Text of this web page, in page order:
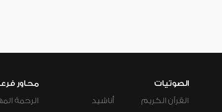
الصوتيات
القرآن الكريم
أناشيد
محاور
الرحمة